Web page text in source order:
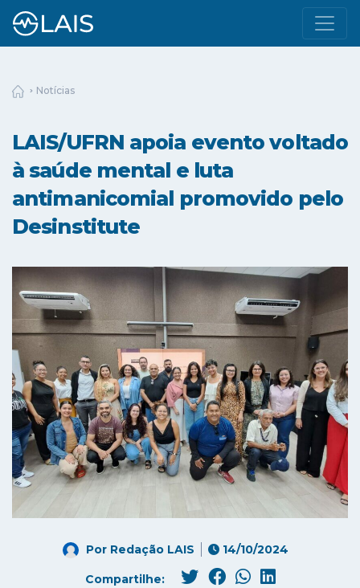
Notícias
LAIS/UFRN apoia evento voltado
à saúde mental e luta
antimanicomial promovido pelo
Desinstitute
Por Redação LAIS 14/10/2024
Compartilhe: